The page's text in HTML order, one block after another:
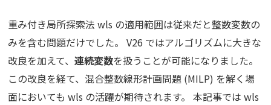
重み付き局所探索法 wls の適用範囲は従来だと整数変数の
みを含む問題だけでした。 V26 ではアルゴリズムに大きな
改良を加えて、連続変数を扱うことが可能になりました。
この改良を経て、混合整数線形計画問題 (MILP) を解く場
面においても wls の活躍が期待されます。 本記事では wls